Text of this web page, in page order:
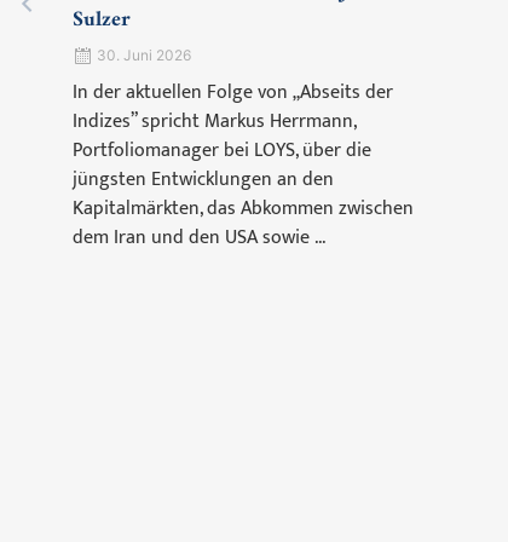
Sulzer
30. Juni 2026
In der aktuellen Folge von „Abseits der
Indizes” spricht Markus Herrmann,
Portfoliomanager bei LOYS, über die
jüngsten Entwicklungen an den
Kapitalmärkten, das Abkommen zwischen
dem Iran und den USA sowie ...